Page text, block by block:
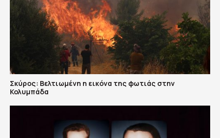
Σκύρος: Βελτιωμένη η εικόνα της φωτιάς στην
Κολυμπάδα